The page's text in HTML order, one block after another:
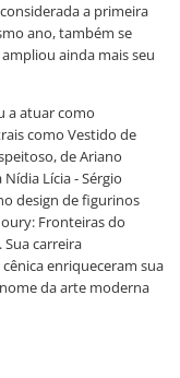
a primeira
ano, também se
ainda mais seu
a atuar como
como Vestido de
de Ariano
Lícia - Sérgio
design de figurinos
Fronteiras do
Sua carreira
enriqueceram sua
da arte moderna